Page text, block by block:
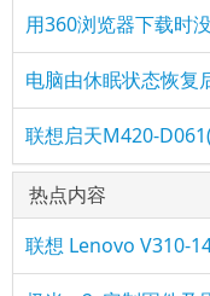
用360浏览器下载时
电脑由休眠状态恢复
联想启天M420-
热点内容
联想 Lenovo V310-